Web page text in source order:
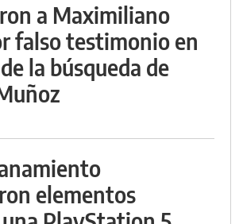
a Maximiliano
falso testimonio en
la búsqueda de
elementos